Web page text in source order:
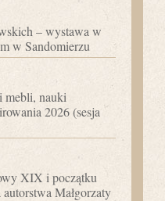
– wystawa w
w Sandomierzu
mebli, nauki
2026 (sesja
XIX i początku
Małgorzaty